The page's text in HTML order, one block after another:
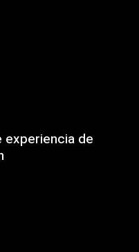
experiencia de